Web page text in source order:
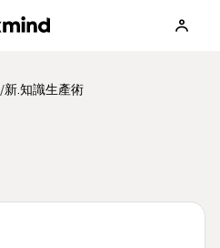
/新.知識生產術